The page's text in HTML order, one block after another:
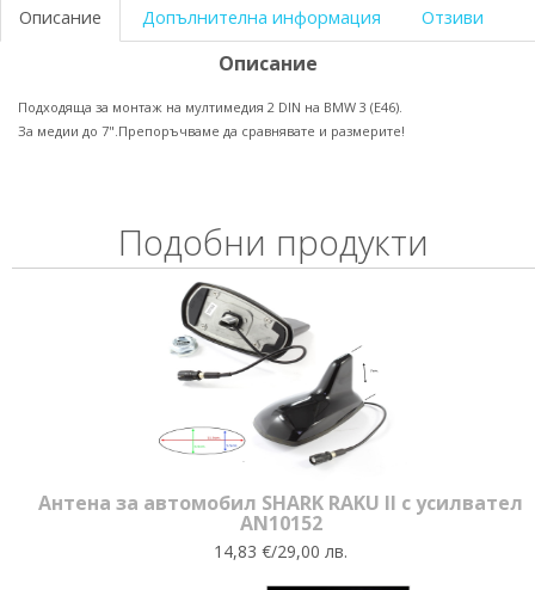
Описание Допълнителна информация Отзиви
Описание
Подходяща за монтаж на мултимедия 2 DIN на BMW 3 (E46).
За медии до 7".Препоръчваме да сравнявате и размерите!
Подобни продукти
Антена за автомобил SHARK RAKU II с усилвател
AN10152
14,83 €/29,00 лв.